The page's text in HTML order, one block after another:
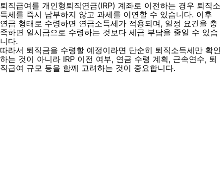
퇴직급여를 개인형퇴직연금(IRP) 계좌로 이전하는 경우 퇴직소
득세를 즉시 납부하지 않고 과세를 이연할 수 있습니다. 이후
연금 형태로 수령하면 연금소득세가 적용되며, 일정 요건을 충
족하면 일시금으로 수령하는 것보다 세금 부담을 줄일 수 있습
니다.
따라서 퇴직금을 수령할 예정이라면 단순히 퇴직소득세만 확인
하는 것이 아니라 IRP 이전 여부, 연금 수령 계획, 근속연수, 퇴
직급여 규모 등을 함께 고려하는 것이 중요합니다.